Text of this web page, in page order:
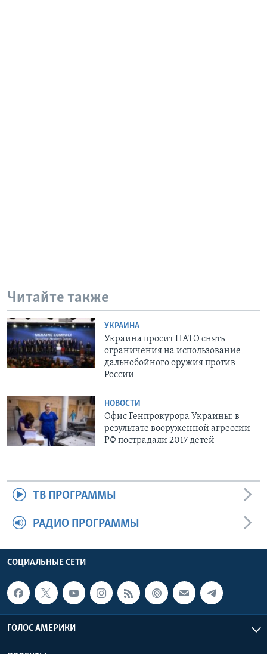
Читайте также
УКРАИНА
Украина просит НАТО снять
ограничения на использование
дальнобойного оружия против
России
НОВОСТИ
Офис Генпрокурора Украины: в
результате вооруженной агрессии
РФ пострадали 2017 детей
ТВ ПРОГРАММЫ
РАДИО ПРОГРАММЫ
СОЦИАЛЬНЫЕ СЕТИ
ГОЛОС АМЕРИКИ